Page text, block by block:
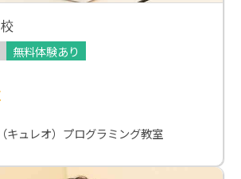
無料体験あり
キュレオ）プログラミング教室